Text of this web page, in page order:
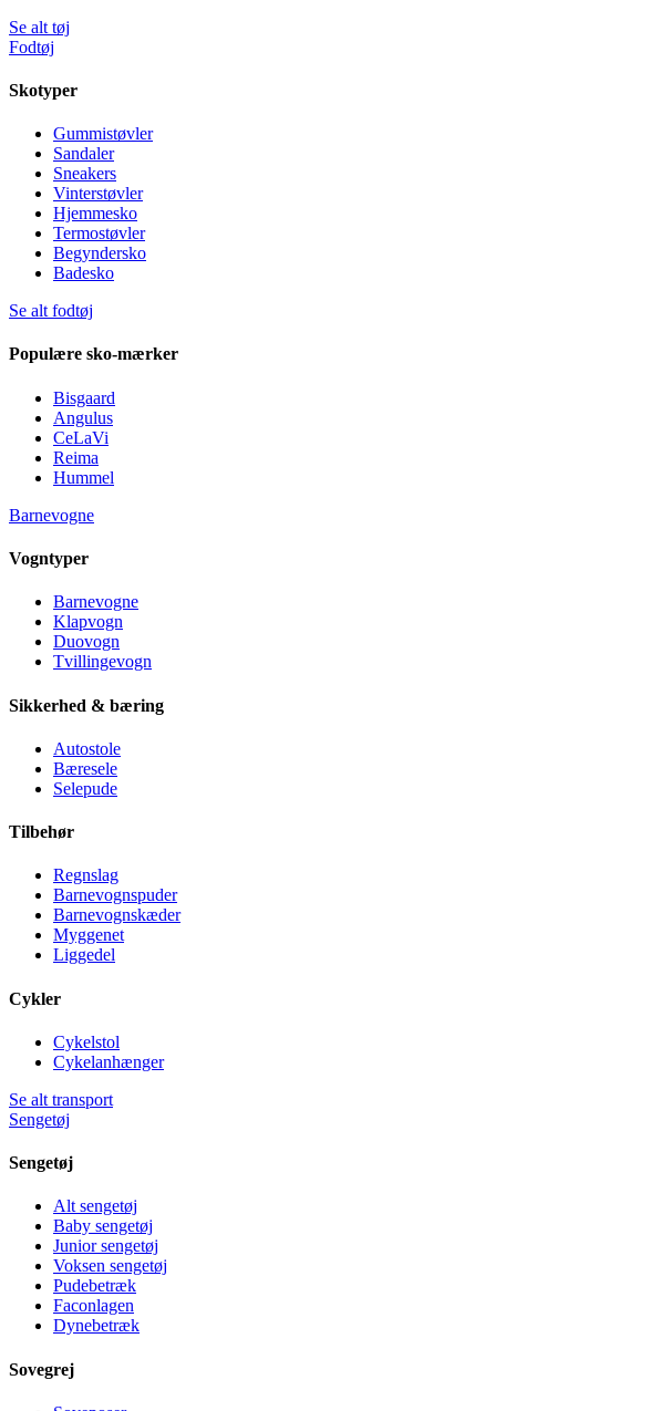
Se alt tøj
Fodtøj
Skotyper
Gummistøvler
Sandaler
Sneakers
Vinterstøvler
Hjemmesko
Termostøvler
Begyndersko
Badesko
Se alt fodtøj
Populære sko-mærker
Bisgaard
Angulus
CeLaVi
Reima
Hummel
Barnevogne
Vogntyper
Barnevogne
Klapvogn
Duovogn
Tvillingevogn
Sikkerhed & bæring
Autostole
Bæresele
Selepude
Tilbehør
Regnslag
Barnevognspuder
Barnevognskæder
Myggenet
Liggedel
Cykler
Cykelstol
Cykelanhænger
Se alt transport
Sengetøj
Sengetøj
Alt sengetøj
Baby sengetøj
Junior sengetøj
Voksen sengetøj
Pudebetræk
Faconlagen
Dynebetræk
Sovegrej